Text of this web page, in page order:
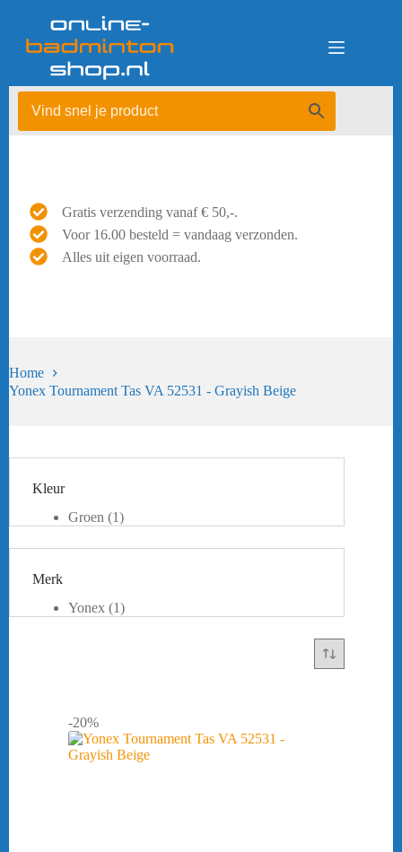
Gratis verzending vanaf € 50,-.
Voor 16.00 besteld = vandaag verzonden.
Alles uit eigen voorraad.
Home
Yonex Tournament Tas VA 52531 - Grayish Beige
-20%
Kleur
Groen (1)
Merk
Yonex (1)